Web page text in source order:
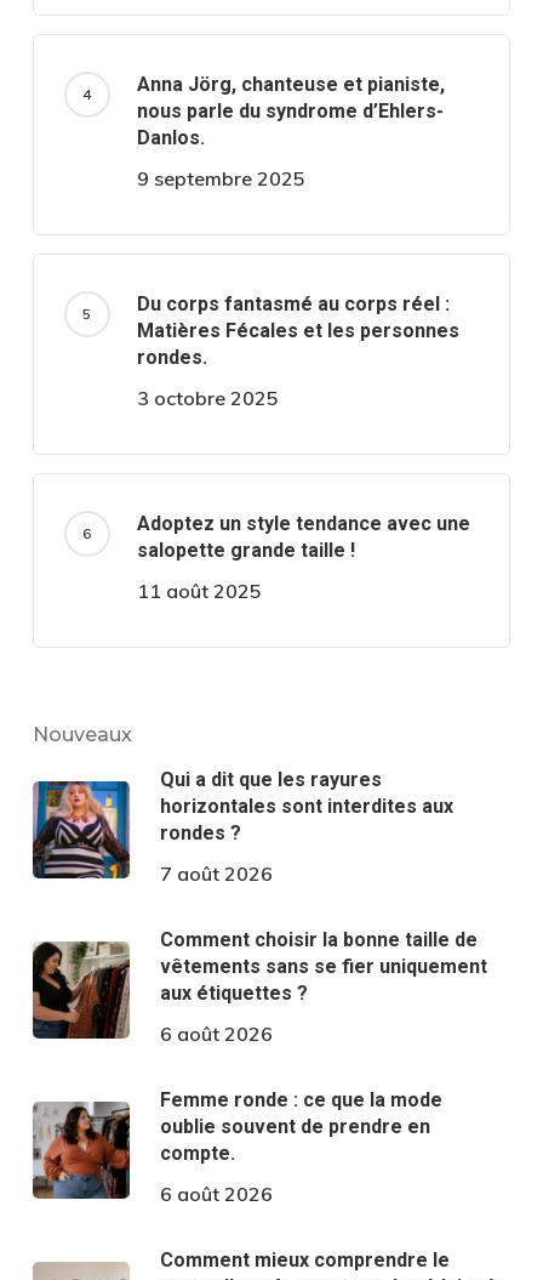
Anna Jörg, chanteuse et pianiste,
nous parle du syndrome d’Ehlers-
Danlos.
9 septembre 2025
Du corps fantasmé au corps réel :
Matières Fécales et les personnes
rondes.
3 octobre 2025
Adoptez un style tendance avec une
salopette grande taille !
11 août 2025
Nouveaux
Qui a dit que les rayures
horizontales sont interdites aux
rondes ?
7 août 2026
Comment choisir la bonne taille de
vêtements sans se fier uniquement
aux étiquettes ?
6 août 2026
Femme ronde : ce que la mode
oublie souvent de prendre en
compte.
6 août 2026
Comment mieux comprendre le